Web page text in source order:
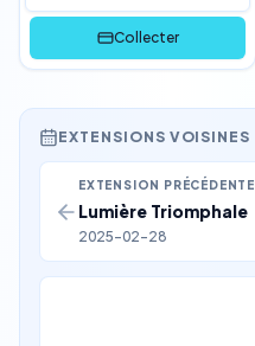
Collecter
EXTENSIONS VOISINES
EXTENSION PRÉCÉDENTE
Lumière Triomphale
2025-02-28